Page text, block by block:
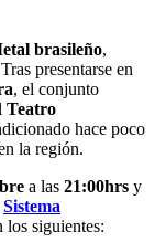
brasileño,
presentarse en
, el conjunto
Teatro
hace poco
la región.
a las 21:00hrs y
Sistema
los siguientes: